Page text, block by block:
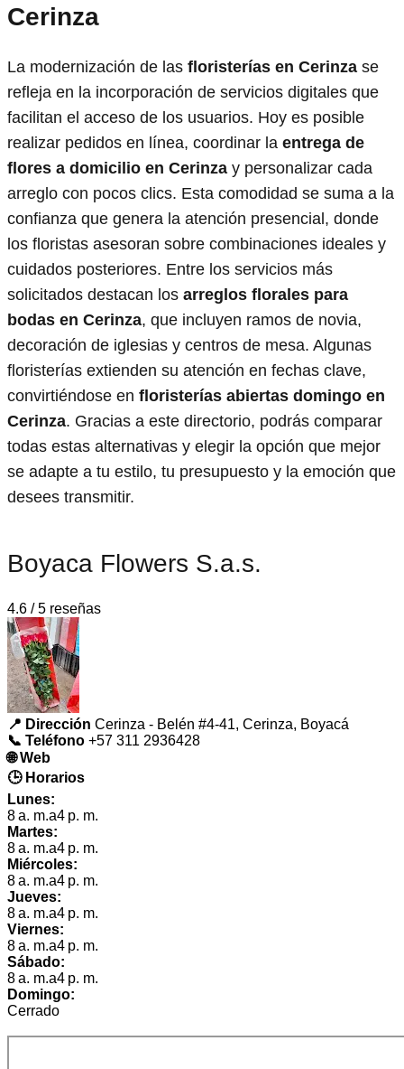
Cerinza
La modernización de las floristerías en Cerinza se
refleja en la incorporación de servicios digitales que
facilitan el acceso de los usuarios. Hoy es posible
realizar pedidos en línea, coordinar la entrega de
flores a domicilio en Cerinza y personalizar cada
arreglo con pocos clics. Esta comodidad se suma a la
confianza que genera la atención presencial, donde
los floristas asesoran sobre combinaciones ideales y
cuidados posteriores. Entre los servicios más
solicitados destacan los arreglos florales para
bodas en Cerinza, que incluyen ramos de novia,
decoración de iglesias y centros de mesa. Algunas
floristerías extienden su atención en fechas clave,
convirtiéndose en floristerías abiertas domingo en
Cerinza. Gracias a este directorio, podrás comparar
todas estas alternativas y elegir la opción que mejor
se adapte a tu estilo, tu presupuesto y la emoción que
desees transmitir.
Boyaca Flowers S.a.s.
4.6 / 5 reseñas
📍 Dirección Cerinza - Belén #4-41, Cerinza, Boyacá
📞 Teléfono +57 311 2936428
🌐 Web
🕒 Horarios
Lunes:
8 a. m.a4 p. m.
Martes:
8 a. m.a4 p. m.
Miércoles:
8 a. m.a4 p. m.
Jueves:
8 a. m.a4 p. m.
Viernes:
8 a. m.a4 p. m.
Sábado:
8 a. m.a4 p. m.
Domingo:
Cerrado